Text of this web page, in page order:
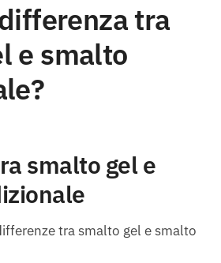
tra
e smalto
smalto gel e
tra smalto gel e smalto